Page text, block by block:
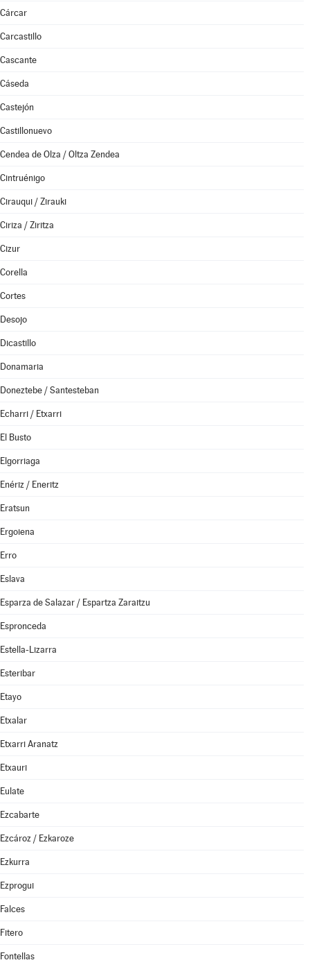
Cárcar
Carcastillo
Cascante
Cáseda
Castejón
Castillonuevo
Cendea de Olza / Oltza Zendea
Cintruénigo
Cirauqui / Zirauki
Ciriza / Ziritza
Cizur
Corella
Cortes
Desojo
Dicastillo
Donamaria
Doneztebe / Santesteban
Echarri / Etxarri
El Busto
Elgorriaga
Enériz / Eneritz
Eratsun
Ergoiena
Erro
Eslava
Esparza de Salazar / Espartza Zaraitzu
Espronceda
Estella-Lizarra
Esteribar
Etayo
Etxalar
Etxarri Aranatz
Etxauri
Eulate
Ezcabarte
Ezcároz / Ezkaroze
Ezkurra
Ezprogui
Falces
Fitero
Fontellas